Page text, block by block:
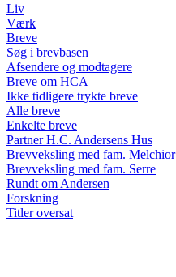
Liv
Værk
Breve
Søg i brevbasen
Afsendere og modtagere
Breve om HCA
Ikke tidligere trykte breve
Alle breve
Enkelte breve
Partner H.C. Andersens Hus
Brevveksling med fam. Melchior
Brevveksling med fam. Serre
Rundt om Andersen
Forskning
Titler oversat